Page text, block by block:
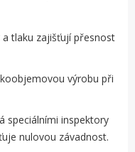
tlaku zajišťují přesnost
výrobu při
speciálními inspektory
nulovou závadnost.